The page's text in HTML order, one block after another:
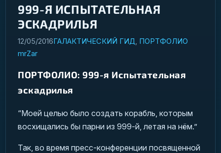
999-Я ИСПЫТАТЕЛЬНАЯ
ЭСКАДРИЛЬЯ
12/05/2016ГАЛАКТИЧЕСКИЙ ГИД, ПОРТФОЛИО
mrZar
ПОРТФОЛИО: 999-я Испытательная
эскадрилья
“Моей целью было создать корабль, которым
восхищались бы парни из 999-й, летая на нём.”
Так, во время пресс-конференции посвященной